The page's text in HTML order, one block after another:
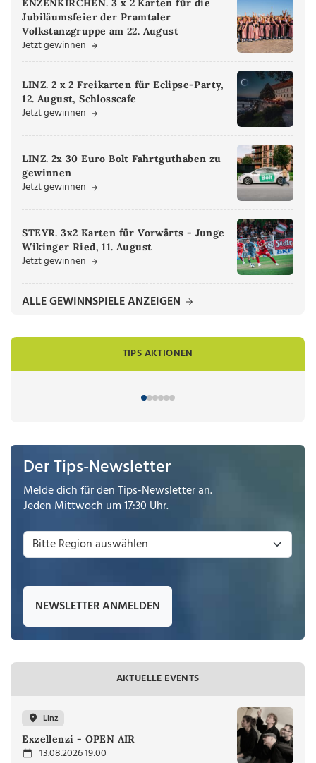
ENZENKIRCHEN. 3 x 2 Karten für die
Jubiläumsfeier der Pramtaler
Volkstanzgruppe am 22. August
Jetzt gewinnen
LINZ. 2 x 2 Freikarten für Eclipse-Party,
12. August, Schlosscafe
Jetzt gewinnen
LINZ. 2x 30 Euro Bolt Fahrtguthaben zu
gewinnen
Jetzt gewinnen
STEYR. 3x2 Karten für Vorwärts - Junge
Wikinger Ried, 11. August
Jetzt gewinnen
ALLE GEWINNSPIELE ANZEIGEN
TIPS AKTIONEN
Der Tips-Newsletter
Melde dich für den Tips-Newsletter an.
Jeden Mittwoch um 17:30 Uhr.
NEWSLETTER ANMELDEN
AKTUELLE EVENTS
Linz
Exzellenzi - OPEN AIR
13.08.2026 19:00